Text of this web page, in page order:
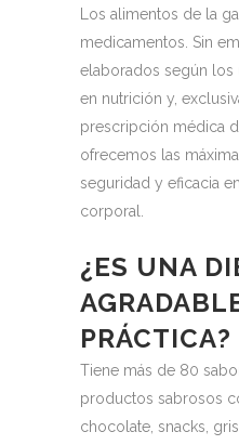
Los alimentos de la
medicamentos. Sin
elaborados según
en nutrición y,
prescripción médica
ofrecemos las
seguridad y eficacia
corporal.
¿ES UNA
PRÁCTICA?
Tiene más de 80
productos sabrosos
chocolate, snacks,